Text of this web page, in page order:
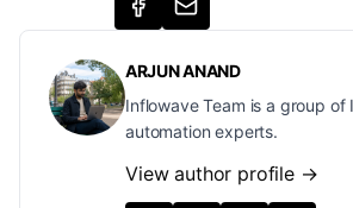
ARJUN ANAND
Inflowave Team is a group of
automation experts.
View author profile →